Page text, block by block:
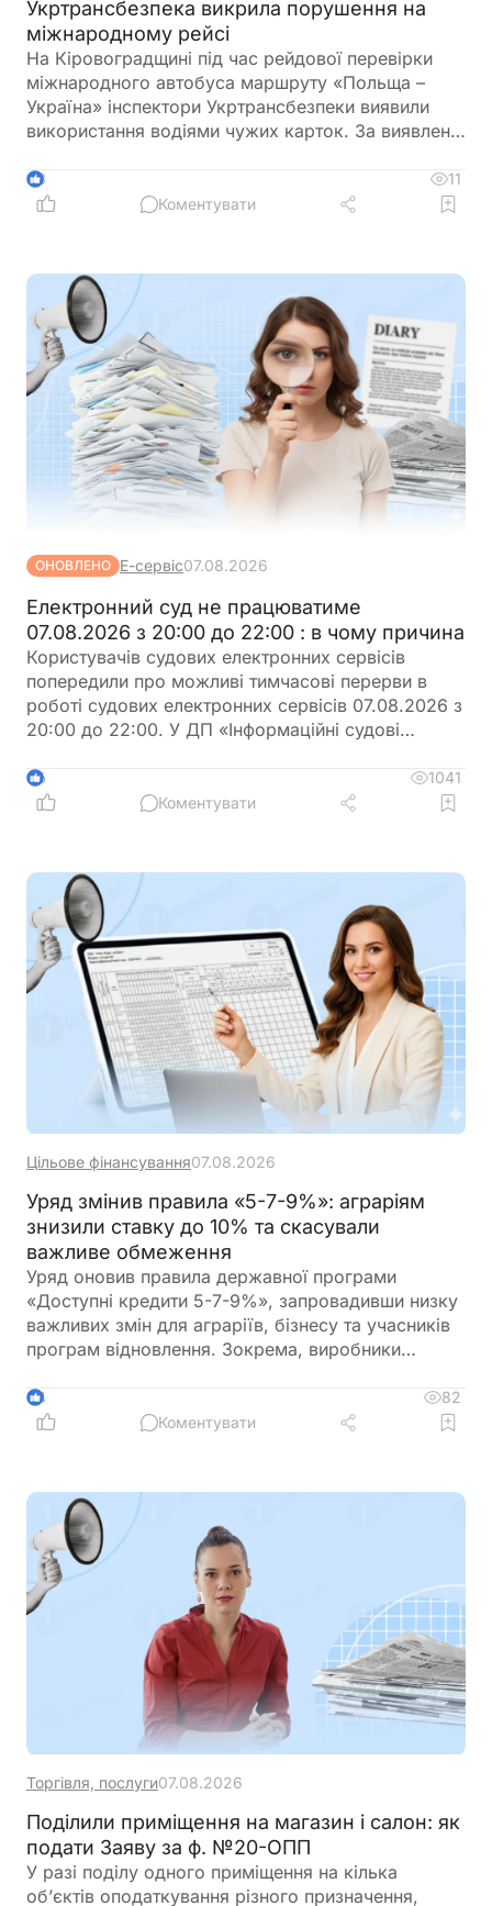
Укртрансбезпека викрила порушення на
міжнародному рейсі
На Кіровоградщині під час рейдової перевірки
міжнародного автобуса маршруту «Польща –
Україна» інспектори Укртрансбезпеки виявили
використання водіями чужих карток. За виявлене
34 тис. грн
3
11
Коментувати
ОНОВЛЕНО Е-сервіс07.08.2026
Електронний суд не працюватиме
07.08.2026 з 20:00 до 22:00 : в чому причина
Користувачів судових електронних сервісів
попередили про можливі тимчасові перерви в
роботі судових електронних сервісів 07.08.2026 з
20:00 до 22:00. У ДП «Інформаційні судові
час планування роботи із сервісами
6
1041
Коментувати
Цільове фінансування07.08.2026
Уряд змінив правила «5-7-9%»: аграріям
знизили ставку до 10% та скасували
важливе обмеження
Уряд оновив правила державної програми
«Доступні кредити 5-7-9%», запровадивши низку
важливих змін для аграріїв, бізнесу та учасників
програм відновлення. Зокрема, виробники
більше можливостей для фінансування
оборотного капіталу за нижчою ставкою, а з 1
4
82
Коментувати
Торгівля, послуги07.08.2026
Поділили приміщення на магазин і салон: як
подати Заяву за ф. №20-ОПП
У разі поділу одного приміщення на кілька
об’єктів оподаткування різного призначення,